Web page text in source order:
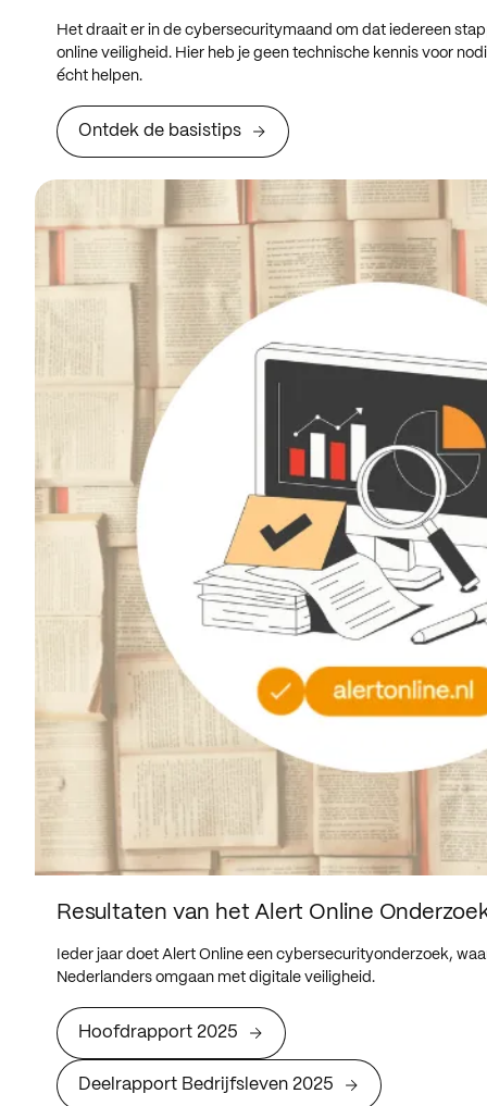
Het draait er in de cybersecuritymaand om dat iedereen
online veiligheid. Hier heb je geen technische kennis voor
écht helpen.
Ontdek de basistips
Resultaten van het Alert Online
Ieder jaar doet Alert Online een cybersecurityonderzoek,
Nederlanders omgaan met digitale veiligheid.
Hoofdrapport 2025
Deelrapport Bedrijfsleven 2025